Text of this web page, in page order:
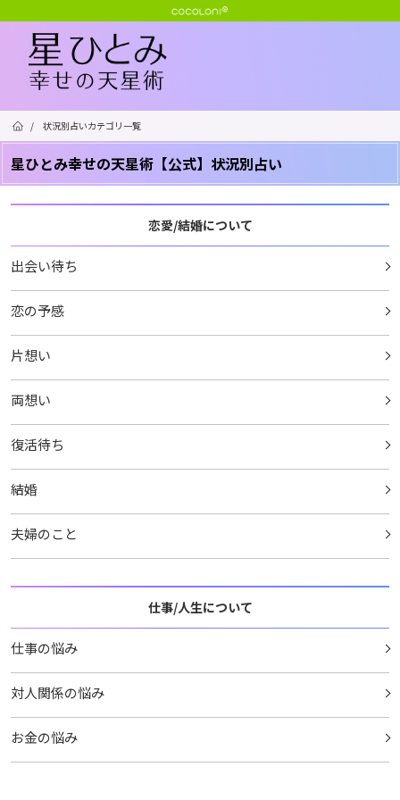
/ 状況別占いカテゴリ一覧
星ひとみ幸せの天星術【公式】状況別占い
恋愛/結婚について
出会い待ち
恋の予感
片想い
両想い
復活待ち
結婚
夫婦のこと
仕事/人生について
仕事の悩み
対人関係の悩み
お金の悩み